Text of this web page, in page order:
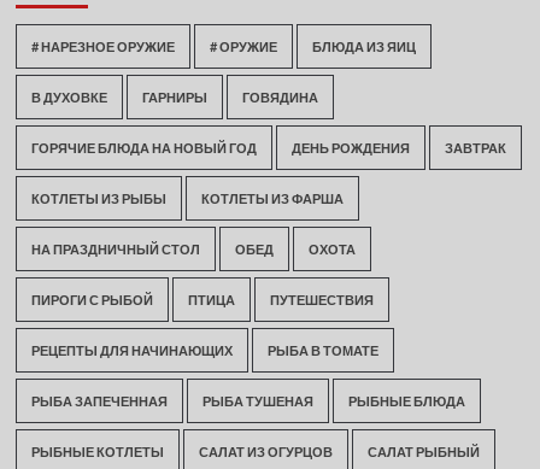
# НАРЕЗНОЕ ОРУЖИЕ # ОРУЖИЕ БЛЮДА ИЗ ЯИЦ
В ДУХОВКЕ ГАРНИРЫ ГОВЯДИНА
ГОРЯЧИЕ БЛЮДА НА НОВЫЙ ГОД ДЕНЬ РОЖДЕНИЯ ЗАВТРАК
КОТЛЕТЫ ИЗ РЫБЫ КОТЛЕТЫ ИЗ ФАРША
НА ПРАЗДНИЧНЫЙ СТОЛ ОБЕД ОХОТА
ПИРОГИ С РЫБОЙ ПТИЦА ПУТЕШЕСТВИЯ
РЕЦЕПТЫ ДЛЯ НАЧИНАЮЩИХ РЫБА В ТОМАТЕ
РЫБА ЗАПЕЧЕННАЯ РЫБА ТУШЕНАЯ РЫБНЫЕ БЛЮДА
РЫБНЫЕ КОТЛЕТЫ САЛАТ ИЗ ОГУРЦОВ САЛАТ РЫБНЫЙ